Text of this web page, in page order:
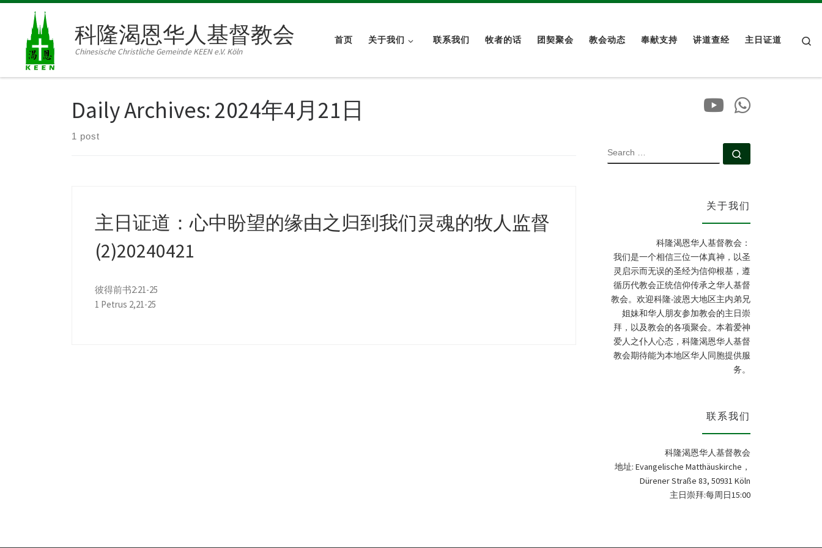
Skip to content
科隆渴恩华人基督教会
Chinesische Christliche Gemeinde KEEN e.V. Köln
首页 关于我们 联系我们 牧者的话 团契聚会 教会动态 奉献支持 讲道查经 主日证道
Daily Archives: 2024年4月21日
1 post
主日证道：心中盼望的缘由之归到我们灵魂的牧人监督
(2)20240421
彼得前书2:21-25
1 Petrus 2,21-25
SEARCH
关于我们
科隆渴恩华人基督教会：
我们是一个相信三位一体真神，以圣
灵启示而无误的圣经为信仰根基，遵
循历代教会正统信仰传承之华人基督
教会。欢迎科隆-波恩大地区主内弟兄
姐妹和华人朋友参加教会的主日崇
拜，以及教会的各项聚会。本着爱神
爱人之仆人心态，科隆渴恩华人基督
教会期待能为本地区华人同胞提供服
务。
联系我们
科隆渴恩华人基督教会
地址: Evangelische Matthäuskirche，
Dürener Straße 83, 50931 Köln
主日崇拜:每周日15:00